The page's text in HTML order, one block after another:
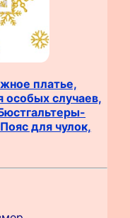
платье,
особых случаев,
Пояс для чулок,